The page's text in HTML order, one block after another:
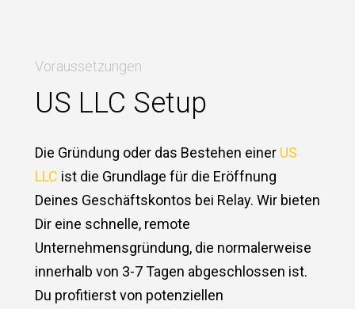
Voraussetzungen
US LLC Setup
Die Gründung oder das Bestehen einer US
LLC ist die Grundlage für die Eröffnung
Deines Geschäftskontos bei Relay. Wir bieten
Dir eine schnelle, remote
Unternehmensgründung, die normalerweise
innerhalb von 3-7 Tagen abgeschlossen ist.
Du profitierst von potenziellen